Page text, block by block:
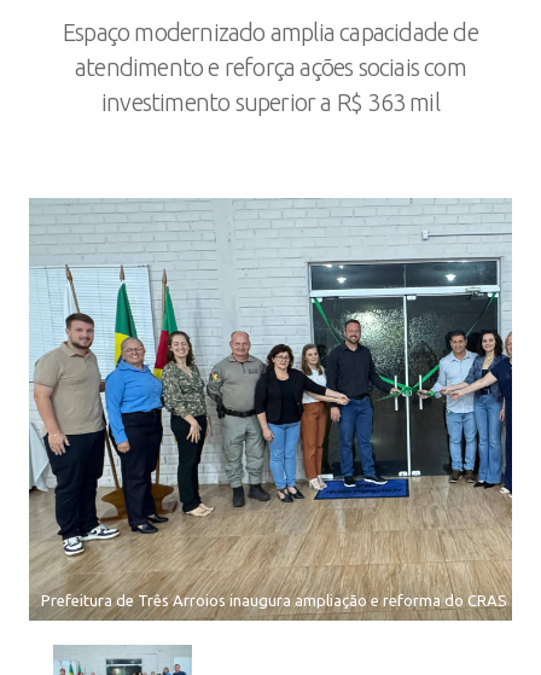
Espaço modernizado amplia capacidade de
atendimento e reforça ações sociais com
investimento superior a R$ 363 mil
Prefeitura de Três Arroios inaugura ampliação e reforma do CRAS